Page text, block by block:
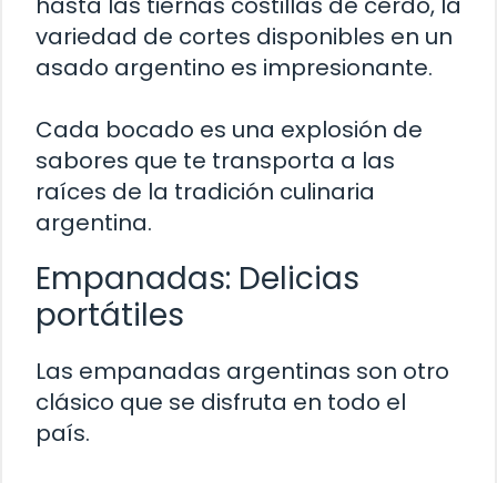
variedad de cortes disponibles en un
asado argentino es impresionante.
Cada bocado es una explosión de
sabores que te transporta a las
raíces de la tradición culinaria
argentina.
Empanadas: Delicias
portátiles
Las empanadas argentinas son otro
clásico que se disfruta en todo el
país.